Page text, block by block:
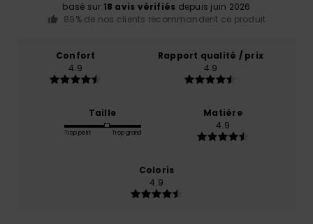
basé sur 18 avis vérifiés depuis juin 2026
89% de nos clients recommandent ce produit
Confort
4.9
Rapport qualité / prix
4.9
Taille
Trop petit Trop grand
Matière
4.9
Coloris
4.9